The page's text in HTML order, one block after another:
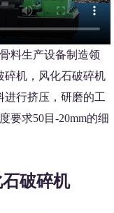
料生产设备制造领
碎机，风化石破碎机
进行挤压，研磨的工
要求50目-20mm的细
石破碎机